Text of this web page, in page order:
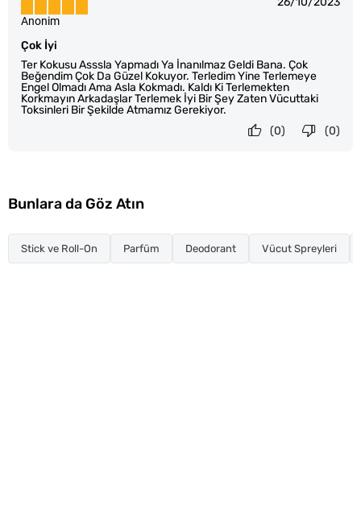
Çok İyi
Ter Kokusu Asssla Yapmadı Ya İnanılmaz Geldi Bana. Çok
Beğendim Çok Da Güzel Kokuyor. Terledim Yine Terlemeye
Engel Olmadı Ama Asla Kokmadı. Kaldı Ki Terlemekten
Korkmayın Arkadaşlar Terlemek İyi Bir Şey Zaten Vücuttaki
Toksinleri Bir Şekilde Atmamız Gerekiyor.
Anonim
(0)
(0)
Bunlara da Göz Atın
Stick ve Roll-On Parfüm Deodorant Vücut Spreyleri